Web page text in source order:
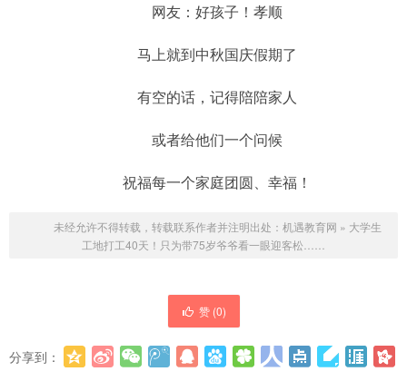
网友：好孩子！孝顺
马上就到中秋国庆假期了
有空的话，记得陪陪家人
或者给他们一个问候
祝福每一个家庭团圆、幸福！
未经允许不得转载，转载联系作者并注明出处： 机遇教育网 » 大学生
工地打工40天！只为带75岁爷爷看一眼迎客松……
赞 (0)
分享到：